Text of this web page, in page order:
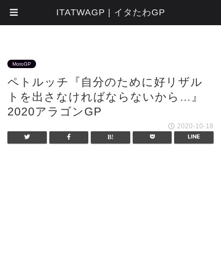
MotoGP
ペトルッチ『自分のために好リザル
トを出さなければならないから…』
2020アラゴンGP
2020-10-18
ITATWAGP | イタたわGP